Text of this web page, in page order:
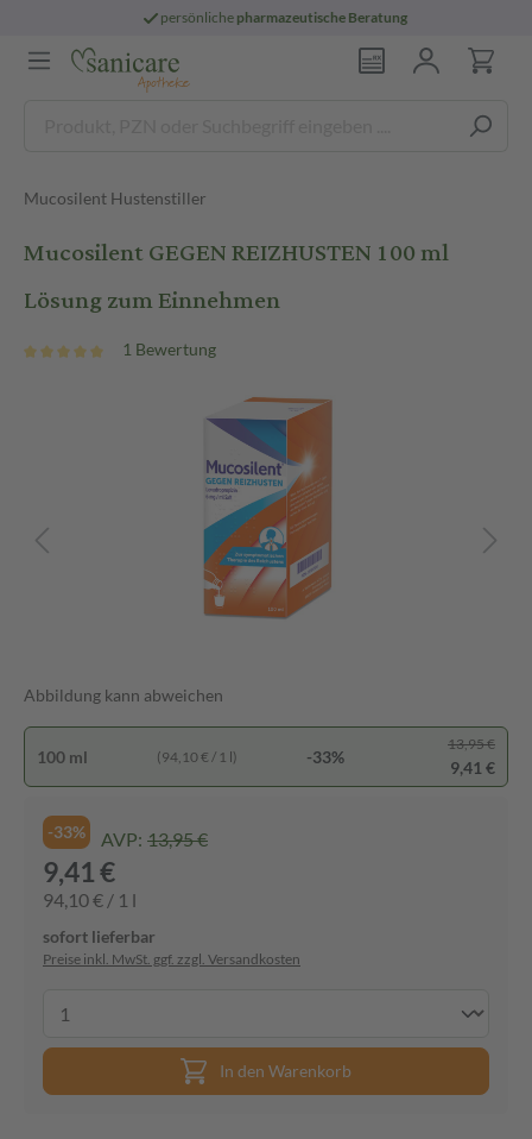
persönlichepharmazeutische Beratung
Mucosilent Hustenstiller
Mucosilent GEGEN REIZHUSTEN 100 ml
Lösung zum Einnehmen
1 Bewertung
Abbildung kann abweichen
100 ml (94,10 € / 1 l) -33%
13,95 €
9,41 €
-33% AVP: 13,95 €
9,41 €
94,10 € / 1 l
sofort lieferbar
Preise inkl. MwSt. ggf. zzgl. Versandkosten
In den Warenkorb